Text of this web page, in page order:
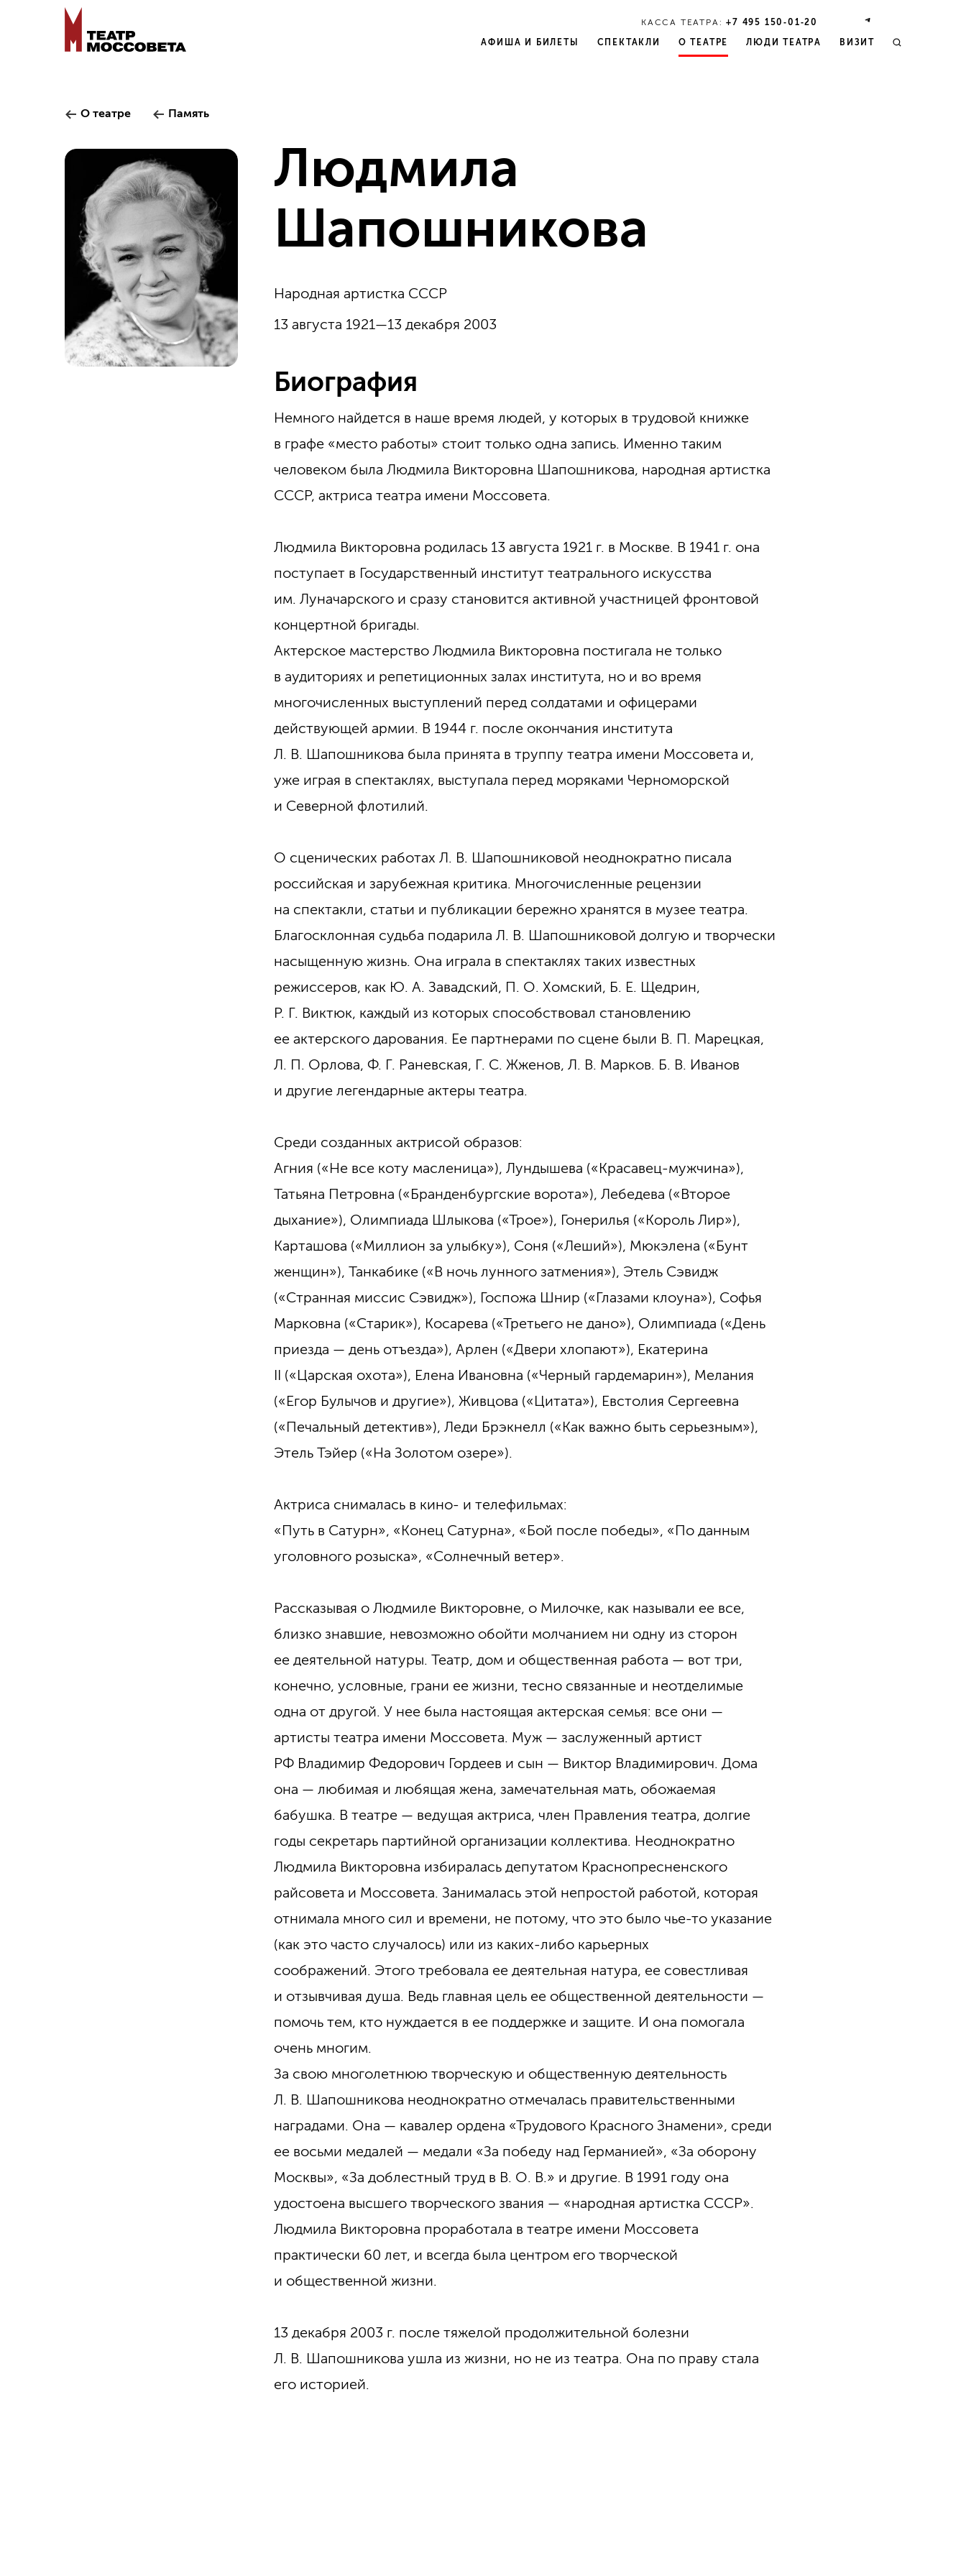
КАССА ТЕАТРА:+7 495 150‑01‑20
АФИША И БИЛЕТЫ СПЕКТАКЛИ О ТЕАТРЕ ЛЮДИ ТЕАТРА ВИЗИТ
О театре Память
Людмила
Шапошникова
Народная артистка СССР
13 августа 1921—13 декабря 2003
Биография
Немного найдется в наше время людей, у которых в трудовой книжке
в графе «место работы» стоит только одна запись. Именно таким
человеком была Людмила Викторовна Шапошникова, народная артистка
СССР, актриса театра имени Моссовета.
Людмила Викторовна родилась 13 августа 1921 г. в Москве. В 1941 г. она
поступает в Государственный институт театрального искусства
им. Луначарского и сразу становится активной участницей фронтовой
концертной бригады.
Актерское мастерство Людмила Викторовна постигала не только
в аудиториях и репетиционных залах института, но и во время
многочисленных выступлений перед солдатами и офицерами
действующей армии. В 1944 г. после окончания института
Л. В. Шапошникова была принята в труппу театра имени Моссовета и,
уже играя в спектаклях, выступала перед моряками Черноморской
и Северной флотилий.
О сценических работах Л. В. Шапошниковой неоднократно писала
российская и зарубежная критика. Многочисленные рецензии
на спектакли, статьи и публикации бережно хранятся в музее театра.
Благосклонная судьба подарила Л. В. Шапошниковой долгую и творчески
насыщенную жизнь. Она играла в спектаклях таких известных
режиссеров, как Ю. А. Завадский, П. О. Хомский, Б. Е. Щедрин,
Р. Г. Виктюк, каждый из которых способствовал становлению
ее актерского дарования. Ее партнерами по сцене были В. П. Марецкая,
Л. П. Орлова, Ф. Г. Раневская, Г. С. Жженов, Л. В. Марков. Б. В. Иванов
и другие легендарные актеры театра.
Среди созданных актрисой образов:
Агния («Не все коту масленица»), Лундышева («Красавец-мужчина»),
Татьяна Петровна («Бранденбургские ворота»), Лебедева («Второе
дыхание»), Олимпиада Шлыкова («Трое»), Гонерилья («Король Лир»),
Карташова («Миллион за улыбку»), Соня («Леший»), Мюкэлена («Бунт
женщин»), Танкабике («В ночь лунного затмения»), Этель Сэвидж
(«Странная миссис Сэвидж»), Госпожа Шнир («Глазами клоуна»), Софья
Марковна («Старик»), Косарева («Третьего не дано»), Олимпиада («День
приезда — день отъезда»), Арлен («Двери хлопают»), Екатерина
II («Царская охота»), Елена Ивановна («Черный гардемарин»), Мелания
(«Егор Булычов и другие»), Живцова («Цитата»), Евстолия Сергеевна
(«Печальный детектив»), Леди Брэкнелл («Как важно быть серьезным»),
Этель Тэйер («На Золотом озере»).
Актриса снималась в кино- и телефильмах:
«Путь в Сатурн», «Конец Сатурна», «Бой после победы», «По данным
уголовного розыска», «Солнечный ветер».
Рассказывая о Людмиле Викторовне, о Милочке, как называли ее все,
близко знавшие, невозможно обойти молчанием ни одну из сторон
ее деятельной натуры. Театр, дом и общественная работа — вот три,
конечно, условные, грани ее жизни, тесно связанные и неотделимые
одна от другой. У нее была настоящая актерская семья: все они —
артисты театра имени Моссовета. Муж — заслуженный артист
РФ Владимир Федорович Гордеев и сын — Виктор Владимирович. Дома
она — любимая и любящая жена, замечательная мать, обожаемая
бабушка. В театре — ведущая актриса, член Правления театра, долгие
годы секретарь партийной организации коллектива. Неоднократно
Людмила Викторовна избиралась депутатом Краснопресненского
райсовета и Моссовета. Занималась этой непростой работой, которая
отнимала много сил и времени, не потому, что это было чье-то указание
(как это часто случалось) или из каких-либо карьерных
соображений. Этого требовала ее деятельная натура, ее совестливая
и отзывчивая душа. Ведь главная цель ее общественной деятельности —
помочь тем, кто нуждается в ее поддержке и защите. И она помогала
очень многим.
За свою многолетнюю творческую и общественную деятельность
Л. В. Шапошникова неоднократно отмечалась правительственными
наградами. Она — кавалер ордена «Трудового Красного Знамени», среди
ее восьми медалей — медали «За победу над Германией», «За оборону
Москвы», «За доблестный труд в В. О. В.» и другие. В 1991 году она
удостоена высшего творческого звания — «народная артистка СССР».
Людмила Викторовна проработала в театре имени Моссовета
практически 60 лет, и всегда была центром его творческой
и общественной жизни.
13 декабря 2003 г. после тяжелой продолжительной болезни
Л. В. Шапошникова ушла из жизни, но не из театра. Она по праву стала
его историей.